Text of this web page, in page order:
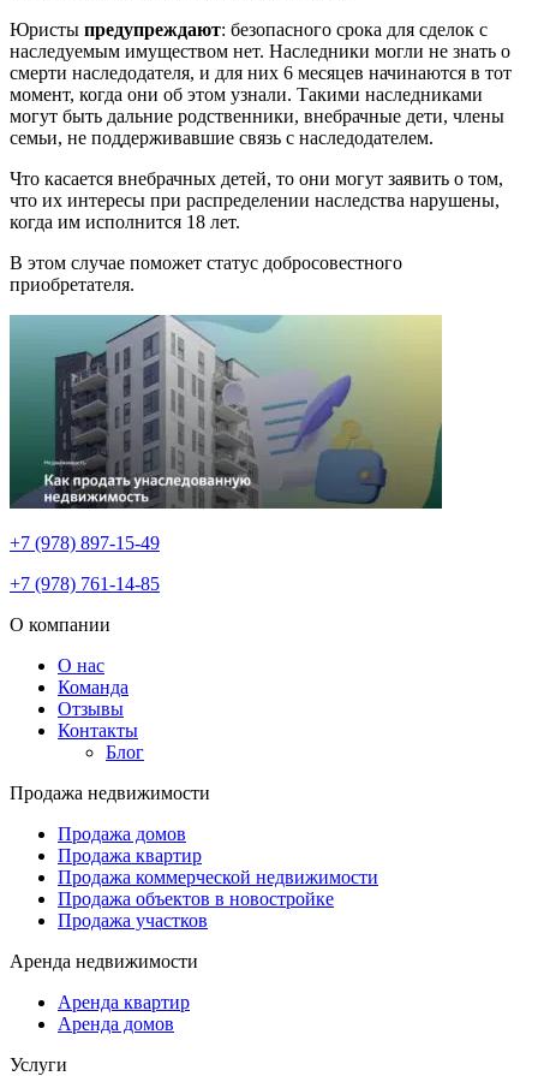
Юристы предупреждают: безопасного срока для сделок с
наследуемым имуществом нет. Наследники могли не знать о
смерти наследодателя, и для них 6 месяцев начинаются в тот
момент, когда они об этом узнали. Такими наследниками
могут быть дальние родственники, внебрачные дети, члены
семьи, не поддерживавшие связь с наследодателем.
Что касается внебрачных детей, то они могут заявить о том,
что их интересы при распределении наследства нарушены,
когда им исполнится 18 лет.
В этом случае поможет статус добросовестного
приобретателя.
+7 (978) 897-15-49
+7 (978) 761-14-85
О компании
О нас
Команда
Отзывы
Контакты
Блог
Продажа недвижимости
Продажа домов
Продажа квартир
Продажа коммерческой недвижимости
Продажа объектов в новостройке
Продажа участков
Аренда недвижимости
Аренда квартир
Аренда домов
Услуги